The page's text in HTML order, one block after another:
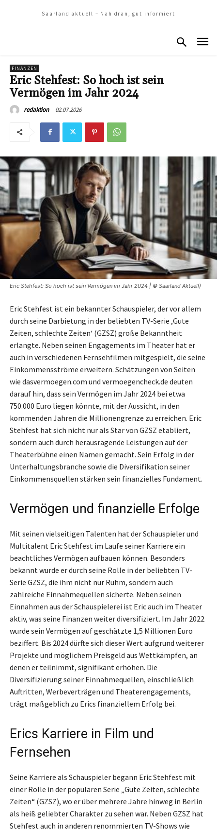
Saarland aktuell – Nah dran, gut informiert
FINANZEN
Eric Stehfest: So hoch ist sein
Vermögen im Jahr 2024
redaktion 02.07.2026
Eric Stehfest: So hoch ist sein Vermögen im Jahr 2024 | © Saarland Aktuell)
Eric Stehfest ist ein bekannter Schauspieler, der vor allem
durch seine Darbietung in der beliebten TV-Serie ‚Gute
Zeiten, schlechte Zeiten‘ (GZSZ) große Bekanntheit
erlangte. Neben seinen Engagements im Theater hat er
auch in verschiedenen Fernsehfilmen mitgespielt, die seine
Einkommensströme erweitern. Schätzungen von Seiten
wie dasvermoegen.com und vermoegencheck.de deuten
darauf hin, dass sein Vermögen im Jahr 2024 bei etwa
750.000 Euro liegen könnte, mit der Aussicht, in den
kommenden Jahren die Millionengrenze zu erreichen. Eric
Stehfest hat sich nicht nur als Star von GZSZ etabliert,
sondern auch durch herausragende Leistungen auf der
Theaterbühne einen Namen gemacht. Sein Erfolg in der
Unterhaltungsbranche sowie die Diversifikation seiner
Einkommensquellen stärken sein finanzielles Fundament.
Vermögen und finanzielle Erfolge
Mit seinen vielseitigen Talenten hat der Schauspieler und
Multitalent Eric Stehfest im Laufe seiner Karriere ein
beachtliches Vermögen aufbauen können. Besonders
bekannt wurde er durch seine Rolle in der beliebten TV-
Serie GZSZ, die ihm nicht nur Ruhm, sondern auch
zahlreiche Einnahmequellen sicherte. Neben seinen
Einnahmen aus der Schauspielerei ist Eric auch im Theater
aktiv, was seine Finanzen weiter diversifiziert. Im Jahr 2022
wurde sein Vermögen auf geschätzte 1,5 Millionen Euro
beziffert. Bis 2024 dürfte sich dieser Wert aufgrund weiterer
Projekte und möglichem Preisgeld aus Wettkämpfen, an
denen er teilnimmt, signifikant erhöhen. Die
Diversifizierung seiner Einnahmequellen, einschließlich
Auftritten, Werbeverträgen und Theaterengagements,
trägt maßgeblich zu Erics finanziellem Erfolg bei.
Erics Karriere in Film und
Fernsehen
Seine Karriere als Schauspieler begann Eric Stehfest mit
einer Rolle in der populären Serie „Gute Zeiten, schlechte
Zeiten“ (GZSZ), wo er über mehrere Jahre hinweg in Berlin
als heiß geliebter Charakter zu sehen war. Neben GZSZ hat
Stehfest auch in anderen renommierten TV-Shows wie